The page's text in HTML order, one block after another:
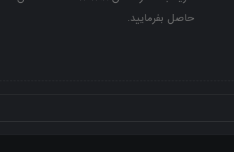
حاصل بفرمایید.